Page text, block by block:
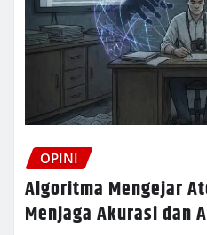
OPINI
Algoritma Mengejar
Menjaga Akurasi dan